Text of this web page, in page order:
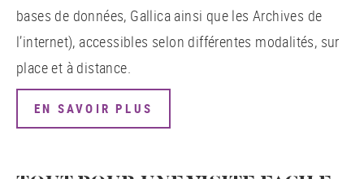
bases de données, Gallica ainsi que les Archives de
l’internet), accessibles selon différentes modalités, sur
place et à distance.
EN SAVOIR PLUS